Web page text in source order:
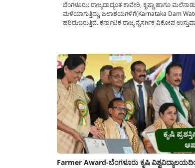
ಬೆಂಗಳೂರು: ರಾಜ್ಯದಾದ್ಯಂತ ಕಾವೇರಿ, ಕೃಷ್ಣಾ ಹಾಗೂ
ಮಳೆಯಾಗುತ್ತಿದ್ದು, ಜಲಾಶಯಗಳಿಗೆ(Karnataka Dam
ಹರಿದುಬರುತ್ತಿದೆ. ಕರ್ನಾಟಕ ರಾಜ್ಯ ನೈಸರ್ಗಿಕ ವಿಕೋಪ
Farmer Award-ಬೆಂಗಳೂರು ಕೃಷಿ